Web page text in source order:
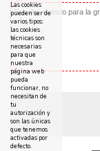
Las cookies
pueden ser de
varios tipos:
las cookies
técnicas son
necesarias
para que
nuestra
página web
pueda
funcionar, no
necesitan de
tu
autorización y
son las únicas
que tenemos
activadas por
defecto.